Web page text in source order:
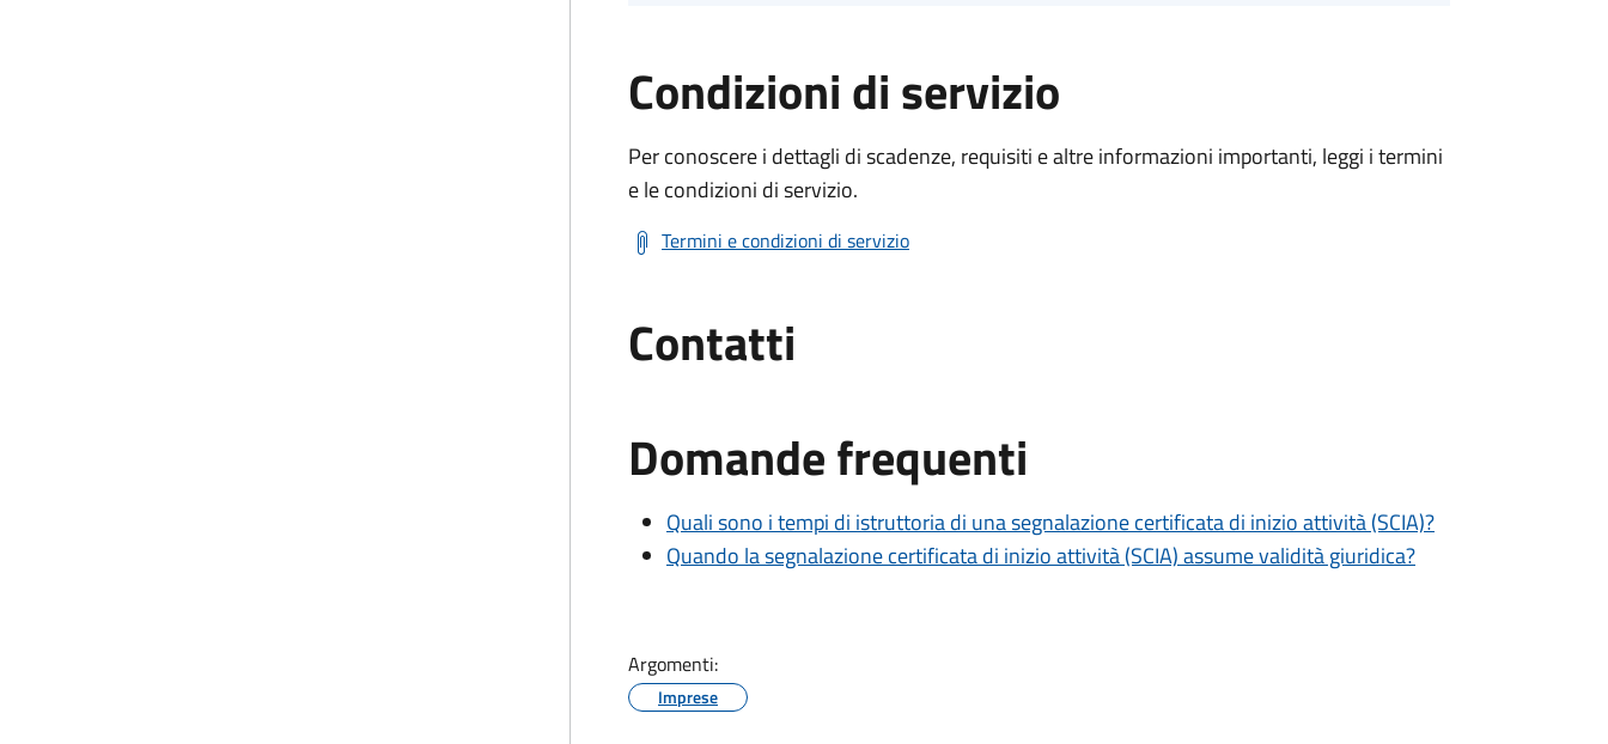
Condizioni di servizio
Per conoscere i dettagli di scadenze, requisiti e altre informazioni importanti, leggi i termini
e le condizioni di servizio.
Termini e condizioni di servizio
Contatti
Domande frequenti
Quali sono i tempi di istruttoria di una segnalazione certificata di inizio attività (SCIA)?
Quando la segnalazione certificata di inizio attività (SCIA) assume validità giuridica?
Argomenti:
Imprese